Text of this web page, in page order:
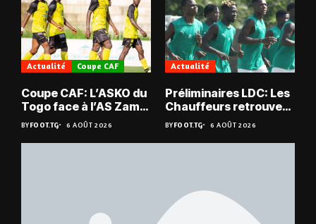
Actualité Coupe CAF
Coupe CAF: L’ASKO du
Togo face à l’AS Zam
du Niger
BYFOOT.TG 6 AOÛT 2026
Actualité
Préliminaires LDC: Les
Chauffeurs retrouvent
les Mimos
BYFOOT.TG 6 AOÛT 2026